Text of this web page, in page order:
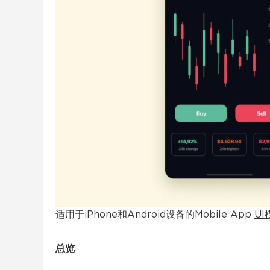
适用于iPhone和Android设备的Mobile App UI
总览